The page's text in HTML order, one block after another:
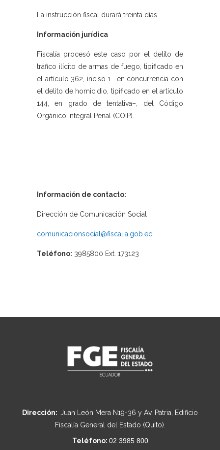
La instrucción fiscal durará treinta días.
Información jurídica
Fiscalía procesó este caso por el delito de
tráfico ilícito de armas de fuego, tipificado en
el artículo 362, inciso 1 –en concurrencia con
el delito de homicidio, tipificado en el artículo
144, en grado de tentativa–, del Código
Orgánico Integral Penal (COIP).
Información de contacto:
Dirección de Comunicación Social
comunicacionsocial@fiscalia.gob.ec
Teléfono: 3985800 Ext. 173123
Dirección: Juan León Mera N19-36 y Av. Patria, Edificio
Fiscalía General del Estado (Quito).
Teléfono: 02 3985 800